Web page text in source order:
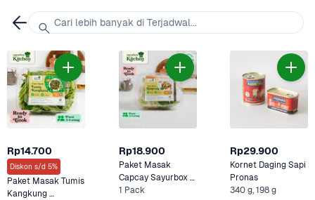
Rp14.700
Diskon s/d 5%
Paket Masak Tumis
Kangkung
Rp18.900
Paket Masak
Capcay Sayurbox
Kitchen
1 Pack
Rp29.900
Kornet Daging Sapi
Pronas
340 g, 198 g
Cari lebih banyak di Terjadwal...